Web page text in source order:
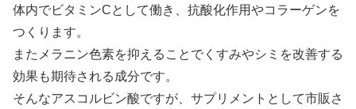
体内でビタミンCとして働き、抗酸化作用やコラーゲンを
つくります。
またメラニン色素を抑えることでくすみやシミを改善する
効果も期待される成分です。
そんなアスコルビン酸ですが、サプリメントとして市販さ